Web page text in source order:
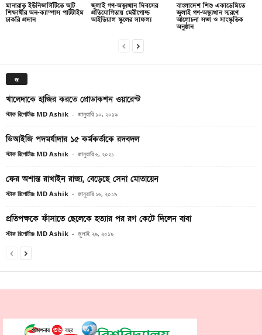
মানারাত ইউনিভার্সিটিতে আট
শিক্ষার্থীর অন-ক্যাম্পাস পার্টটাইম
চাকরি প্রদান
জুলাই গণ-অভ্যুত্থান দিবসের
প্রতিযোগিতায় মেরীগোল্ড
আইডিয়াল স্কুলের সাফল্য
বাংলাদেশ শিশু একাডেমিতে
জুলাই গণ-অভ্যুত্থান স্মরণে
আলোচনা সভা ও সাংস্কৃতিক
অনুষ্ঠান
জ
খালেদাকে হাজির করতে প্রোডাকশন ওয়ারেন্ট
স্টাফ রিপোর্টারঃ MD Ashik - জানুয়ারি ১০, ২০১৯
ডিআইজি পদমর্যাদার ১৫ কর্মকর্তাকে রদবদল
স্টাফ রিপোর্টারঃ MD Ashik - জানুয়ারি ৬, ২০২১
ফের অশান্ত রাখাইন রাজ্য, বেড়েছে সেনা মোতায়েন
স্টাফ রিপোর্টারঃ MD Ashik - জানুয়ারি ১৬, ২০১৯
প্রতিপক্ষকে ফাঁসাতে ছেলেকে হত্যার পর রগ কেটে দিলেন বাবা
স্টাফ রিপোর্টারঃ MD Ashik - জুলাই ২৯, ২০১৯